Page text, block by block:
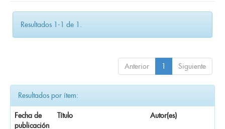
Resultados 1-1 de 1.
Anterior 1 Siguiente
Resultados por ítem:
Fecha de
publicación
Título Autor(es)